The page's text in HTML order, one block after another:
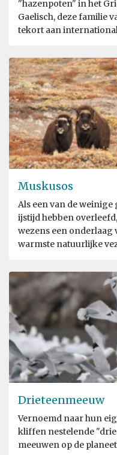
"hazenpoten" in het
Gaelisch, deze familie
tekort aan
Muskusos
Als een van de weinige
ijstijd hebben
wezens een onderlaag
warmste natuurlijke
Drieteenmeeuw
Vernoemd naar hun
kliffen nestelende
meeuwen op de planeet